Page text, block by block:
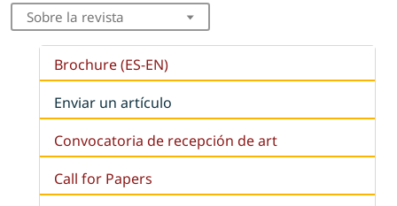
Sobre la revista
Brochure (ES-EN)
Enviar un artículo
Convocatoria de recepción de art
Call for Papers